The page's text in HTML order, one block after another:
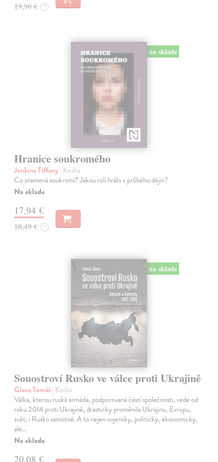
19,90 € ?
na sklade
Hranice soukromého
Jenkins Tiffany| Kniha
Co znamená soukromí? Jakou roli hrálo v průběhu dějin?
Na sklade
17,94 €
18,49 € ?
na sklade
Souostroví Rusko ve válce proti Ukrajině
Glanc Tomáš| Kniha
Válka, kterou ruská armáda, podporovaná částí společnosti, vede od
roku 2014 proti Ukrajině, drasticky proměnila Ukrajinu, Evropu,
svět, i Rusko samotné. A to nejen vojensky, politicky, ekonomicky,
ale…
Na sklade
20,08 €